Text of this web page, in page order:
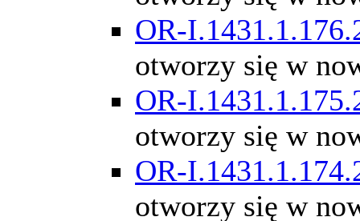
OR-
otworzy się w
OR-
otworzy się w
OR-
otworzy się w